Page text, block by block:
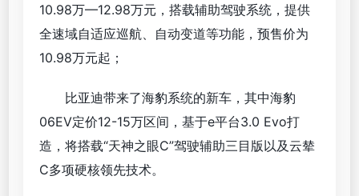
10.98万—12.98万元，搭载辅助驾驶系统，提供
全速域自适应巡航、自动变道等功能，预售价为
10.98万元起；
比亚迪带来了海豹系统的新车，其中海豹
06EV定价12-15万区间，基于e平台3.0 Evo打
造，将搭载“天神之眼C”驾驶辅助三目版以及云辇
C多项硬核领先技术。